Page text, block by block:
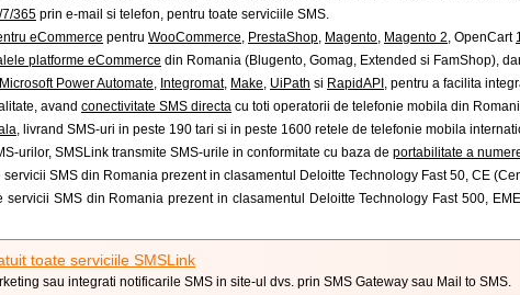
365 prin e-mail si telefon, pentru toate serviciile SMS.
eCommerce pentru WooCommerce, PrestaShop, Magento, Magento 2, OpenCart
platforme eCommerce din Romania (Blugento, Gomag, Extended si FamShop),
Microsoft Power Automate, Integromat, Make, UiPath si RapidAPI , pentru a facilita
avand conectivitate SMS directa cu toti operatorii de telefonie mobila din
, livrand SMS-uri in peste 190 tari si in peste 1600 retele de telefonie mobila
urilor, SMSLink transmite SMS-urile in conformitate cu baza de portabilitate a
SMS din Romania prezent in clasamentul Deloitte Technology Fast 50, CE
SMS din Romania prezent in clasamentul Deloitte Technology Fast 500,
toate serviciile SMSLink
sau integrati notificarile SMS in site-ul dvs. prin SMS Gateway sau Mail to SMS.